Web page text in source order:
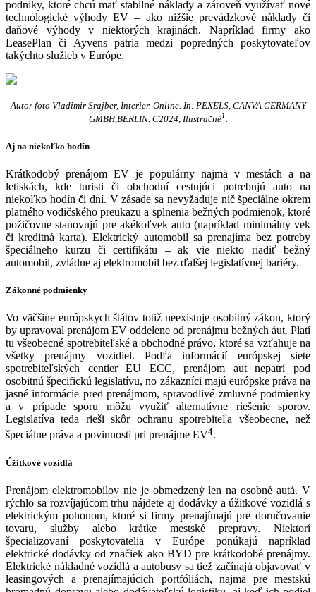
podniky, ktoré chcú mať stabilné náklady a zároveň využívať nové
technologické výhody EV – ako nižšie prevádzkové náklady či
daňové výhody v niektorých krajinách. Napríklad firmy ako
LeasePlan či Ayvens patria medzi popredných poskytovateľov
takýchto služieb v Európe.
Autor foto Vladimir Srajber, Interier. Online. In: PEXELS, CANVA GERMANY
GMBH,BERLIN. C2024, Ilustračné1.
Aj na niekoľko hodín
Krátkodobý prenájom EV je populárny najmä v mestách a na
letiskách, kde turisti či obchodní cestujúci potrebujú auto na
niekoľko hodín či dní. V zásade sa nevyžaduje nič špeciálne okrem
platného vodičského preukazu a splnenia bežných podmienok, ktoré
požičovne stanovujú pre akékoľvek auto (napríklad minimálny vek
či kreditná karta). Elektrický automobil sa prenajíma bez potreby
špeciálneho kurzu či certifikátu – ak vie niekto riadiť bežný
automobil, zvládne aj elektromobil bez ďalšej legislatívnej bariéry.
Zákonné podmienky
Vo väčšine európskych štátov totiž neexistuje osobitný zákon, ktorý
by upravoval prenájom EV oddelene od prenájmu bežných áut. Platí
tu všeobecné spotrebiteľské a obchodné právo, ktoré sa vzťahuje na
všetky prenájmy vozidiel. Podľa informácií európskej siete
spotrebiteľských centier EU ECC, prenájom aut nepatrí pod
osobitnú špecifickú legislatívu, no zákazníci majú európske práva na
jasné informácie pred prenájmom, spravodlivé zmluvné podmienky
a v prípade sporu môžu využiť alternatívne riešenie sporov.
Legislatíva teda rieši skôr ochranu spotrebiteľa všeobecne, než
špeciálne práva a povinnosti pri prenájme EV4.
Úžitkové vozidlá
Prenájom elektromobilov nie je obmedzený len na osobné autá. V
rýchlo sa rozvíjajúcom trhu nájdete aj dodávky a úžitkové vozidlá s
elektrickým pohonom, ktoré si firmy prenajímajú pre doručovanie
tovaru, služby alebo krátke mestské prepravy. Niektorí
špecializovaní poskytovatelia v Európe ponúkajú napríklad
elektrické dodávky od značiek ako BYD pre krátkodobé prenájmy.
Elektrické nákladné vozidlá a autobusy sa tiež začínajú objavovať v
leasingových a prenajímajúcich portfóliách, najmä pre mestskú